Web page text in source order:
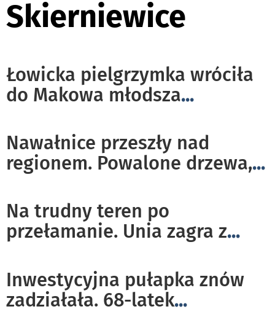
Skierniewice
Łowicka pielgrzymka wróciła
do Makowa młodsza...
Nawałnice przeszły nad
regionem. Powalone drzewa,...
Na trudny teren po
przełamanie. Unia zagra z...
Inwestycyjna pułapka znów
zadziałała. 68-latek...